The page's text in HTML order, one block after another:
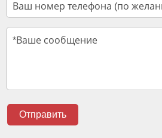
Отправить